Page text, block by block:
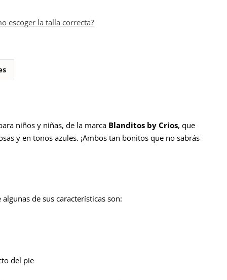
escoger la talla correcta?
niños y niñas, de la marca Blanditos by Crios, que
y en tonos azules. ¡Ambos tan bonitos que no sabrás
de sus características son:
del pie